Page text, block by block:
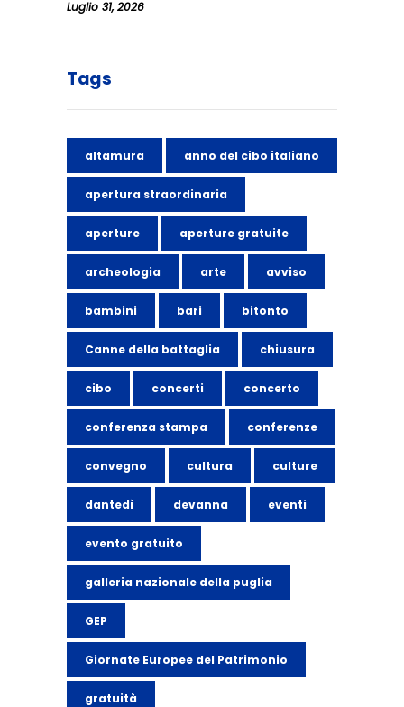
Luglio 31, 2026
Tags
altamura anno del cibo italiano
apertura straordinaria
aperture aperture gratuite
archeologia arte avviso
bambini bari bitonto
Canne della battaglia chiusura
cibo concerti concerto
conferenza stampa conferenze
convegno cultura culture
dantedì devanna eventi
evento gratuito
galleria nazionale della puglia
GEP
Giornate Europee del Patrimonio
gratuità